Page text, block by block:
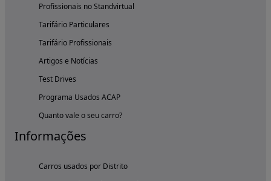
Profissionais no Standvirtual
Tarifário Particulares
Tarifário Profissionais
Artigos e Notícias
Test Drives
Programa Usados ACAP
Quanto vale o seu carro?
Informações
Carros usados por Distrito